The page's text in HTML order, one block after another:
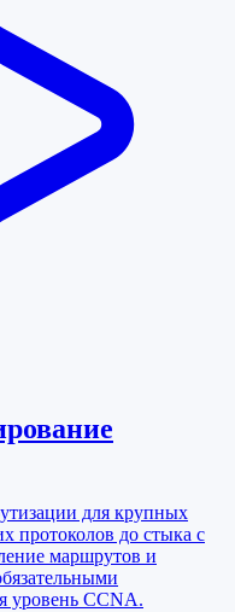
для крупных
протоколов до стыка с
маршрутов и
уровень CCNA.